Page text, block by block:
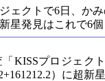
ェクトで6日、か
星発見はこれで6個
KISSプロジェク
）に超新